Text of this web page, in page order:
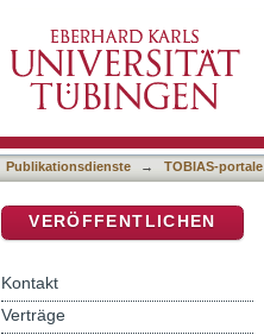
Publikationsdienste → TOBIAS-portale
VERÖFFENTLICHEN
Kontakt
Verträge